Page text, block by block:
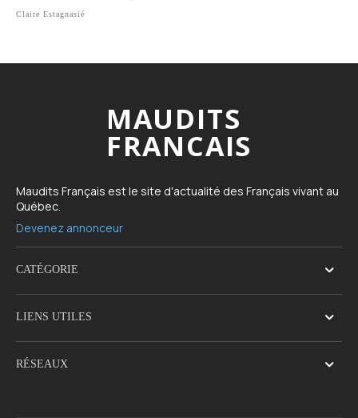
Claire Estagnasié
MAUDITS
FRANCAIS
Maudits Français est le site d'actualité des Français vivant au
Québec.
Devenez annonceur
CATÉGORIE
LIENS UTILES
RÉSEAUX